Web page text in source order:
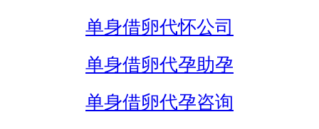
单身借卵代怀公司
单身借卵代孕助孕
单身借卵代孕咨询